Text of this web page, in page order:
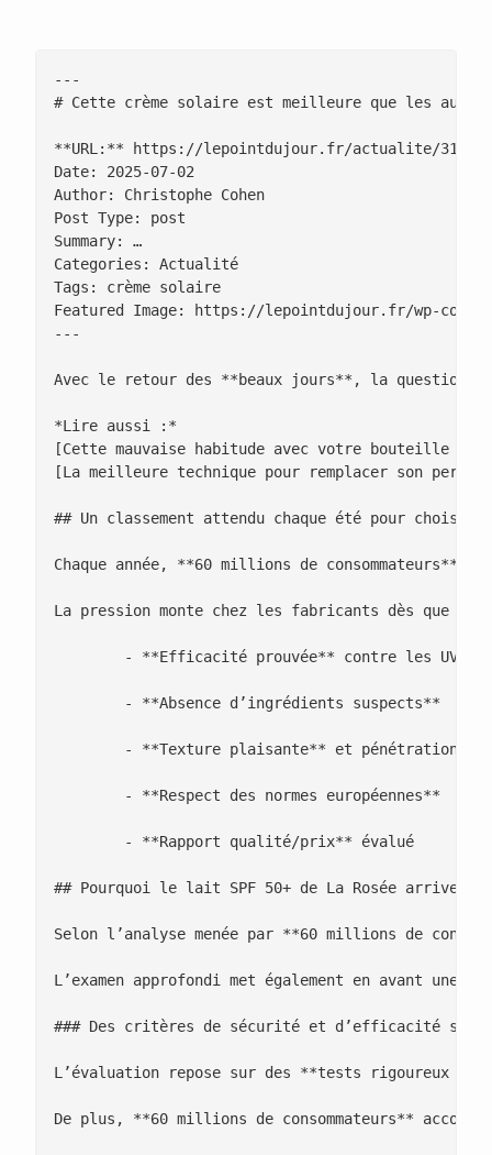
---
# Cette crème solaire est meilleure que les
**URL:** https://lepointdujour.fr/actualite/3108-
Date: 2025-07-02
Author: Christophe Cohen
Post Type: post
Summary: …
Categories: Actualité
Tags: crème solaire
Featured Image: https://lepointdujour.fr/wp-
---
Avec le retour des **beaux jours**, la question
*Lire aussi :*
[Cette mauvaise habitude avec votre bouteille
[La meilleure technique pour remplacer son
## Un classement attendu chaque été pour choisir
Chaque année, **60 millions de
La pression monte chez les fabricants dès que
## Pourquoi le lait SPF 50+ de La Rosée arrive-
Selon l’analyse menée par **60 millions de
L’examen approfondi met également en avant
### Des critères de sécurité et d’efficacité
L’évaluation repose sur des **tests rigoureux
De plus, **60 millions de consommateurs**